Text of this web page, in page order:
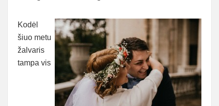
Kodėl
šiuo metu
žalvaris
tampa vis